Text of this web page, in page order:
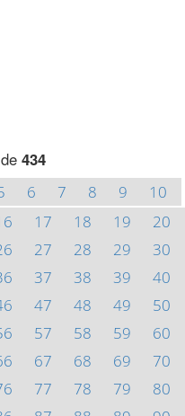
434
6 7 8 9
10
17 18 19
20
27 28 29
30
37 38 39
40
47 48 49
50
57 58 59
60
67 68 69
70
77 78 79
80